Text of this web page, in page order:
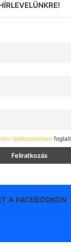
tájékoztatóban
A FACEBOOKON